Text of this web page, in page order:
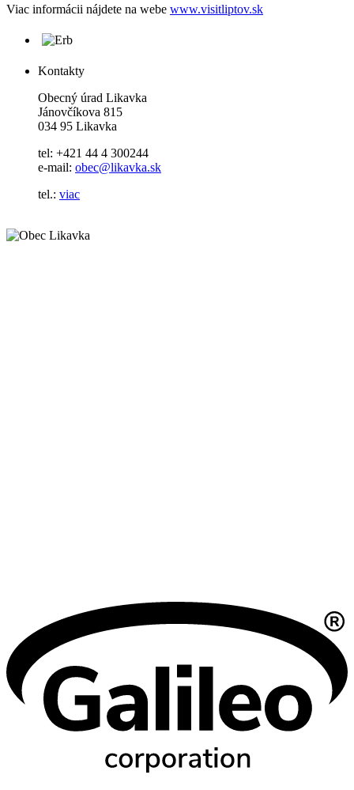
Viac informácii nájdete na webe www.visitliptov.sk
Kontakty
Obecný úrad Likavka
Jánovčíkova 815
034 95 Likavka
tel: +421 44 4 300244
e-mail: obec@likavka.sk
tel.: viac